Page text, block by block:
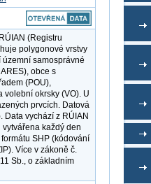
(Registru
polygonové vrstvy
samosprávné
obce s
(POU),
volební okrsky (VO). U
prvcích. Datová
Data vychází z RÚIAN
každý den
SHP (kódování
Více v zákoně č.
Sb., o základním